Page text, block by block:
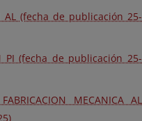
AL (fecha de publicación 25-
PI (fecha de publicación 25-
MECANICA AL